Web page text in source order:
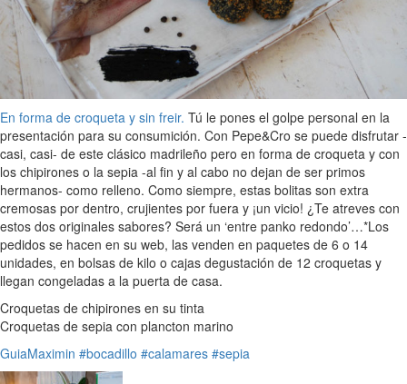
En forma de croqueta y sin freir. Tú le pones el golpe personal en la
presentación para su consumición. Con Pepe&Cro se puede disfrutar -
casi, casi- de este clásico madrileño pero en forma de croqueta y con
los chipirones o la sepia -al fin y al cabo no dejan de ser primos
hermanos- como relleno. Como siempre, estas bolitas son extra
cremosas por dentro, crujientes por fuera y ¡un vicio! ¿Te atreves con
estos dos originales sabores? Será un ‘entre panko redondo’…*Los
pedidos se hacen en su web, las venden en paquetes de 6 o 14
unidades, en bolsas de kilo o cajas degustación de 12 croquetas y
llegan congeladas a la puerta de casa.
Croquetas de chipirones en su tinta
Croquetas de sepia con plancton marino
GuiaMaximin #bocadillo #calamares #sepia